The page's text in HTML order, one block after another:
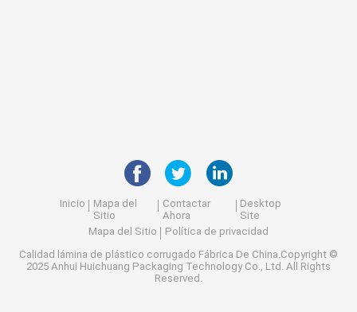
Inicio
Mapa del
Sitio
Contactar
Ahora
Desktop
Site
Mapa del Sitio
Política de privacidad
Calidad lámina de plástico corrugado Fábrica De China.Copyright ©
2025 Anhui Huichuang Packaging Technology Co., Ltd. All Rights
Reserved.